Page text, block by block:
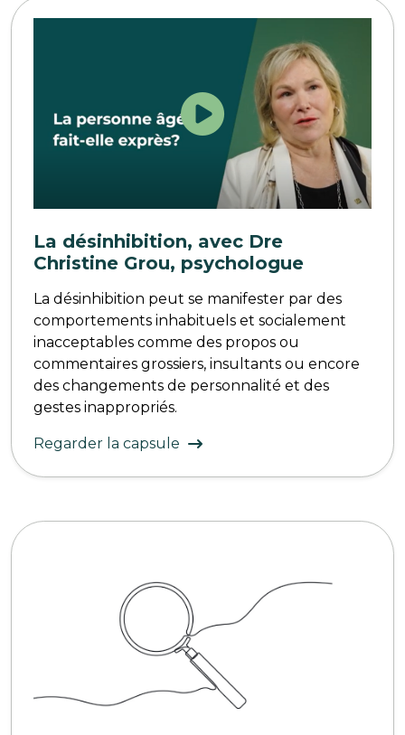
La désinhibition, avec Dre
Christine Grou, psychologue
La désinhibition peut se manifester par des
comportements inhabituels et socialement
inacceptables comme des propos ou
commentaires grossiers, insultants ou encore
des changements de personnalité et des
gestes inappropriés.
Regarder la capsule